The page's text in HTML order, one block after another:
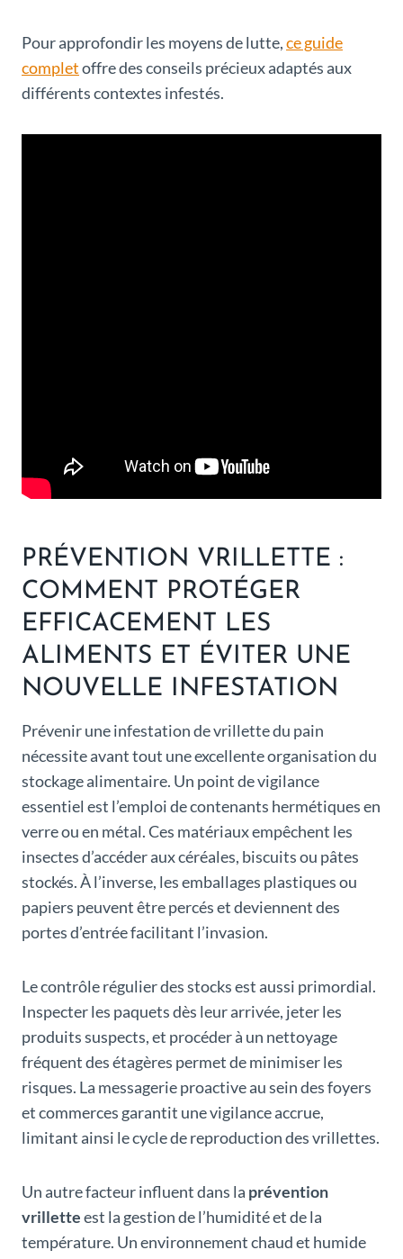
Pour approfondir les moyens de lutte,ce guide
completoffre des conseils précieux adaptés aux
différents contextes infestés.
PRÉVENTION VRILLETTE :
COMMENT PROTÉGER
EFFICACEMENT LES
ALIMENTS ET ÉVITER UNE
NOUVELLE INFESTATION
Prévenir une infestation de vrillette du pain
nécessite avant tout une excellente organisation du
stockage alimentaire. Un point de vigilance
essentiel est l’emploi de contenants hermétiques en
verre ou en métal. Ces matériaux empêchent les
insectes d’accéder aux céréales, biscuits ou pâtes
stockés. À l’inverse, les emballages plastiques ou
papiers peuvent être percés et deviennent des
portes d’entrée facilitant l’invasion.
Le contrôle régulier des stocks est aussi primordial.
Inspecter les paquets dès leur arrivée, jeter les
produits suspects, et procéder à un nettoyage
fréquent des étagères permet de minimiser les
risques. La messagerie proactive au sein des foyers
et commerces garantit une vigilance accrue,
limitant ainsi le cycle de reproduction des vrillettes.
Un autre facteur influent dans la prévention
vrilletteest la gestion de l’humidité et de la
température. Un environnement chaud et humide